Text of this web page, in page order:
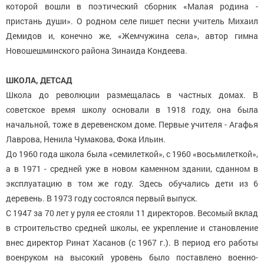
которой вошли в поэтический сборник «Малая родина -
пристань души». О родном селе пишет песни учитель Михаил
Демидов и, конечно же, «Жемчужина села», автор гимна
Новошешминского района Зинаида Кондеева.
ШКОЛА, ДЕТСАД
Школа до революции размещалась в частных домах. В
советское время школу основали в 1918 году, она была
начальной, тоже в деревенском доме. Первые учителя - Агафья
Лаврова, Ненила Чумакова, Фока Ильин.
До 1960 года школа была «семилеткой», с 1960 «восьмилеткой»,
а в 1971 - средней уже в новом каменном здании, сданном в
эксплуатацию в том же году. Здесь обучались дети из 6
деревень. В 1973 году состоялся первый выпуск.
С 1947 за 70 лет у руля ее стояли 11 директоров. Весомый вклад
в строительство средней школы, ее укрепление и становление
внес директор Ринат Хасанов (с 1967 г.). В период его работы
военруком на высокий уровень было поставлено военно-